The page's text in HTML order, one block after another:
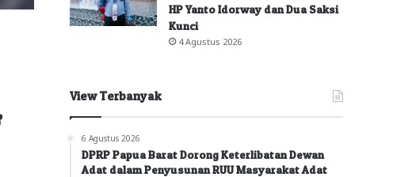
HP Yanto Idorway dan Dua Saksi
Kunci
4 Agustus 2026
View Terbanyak
6 Agustus 2026
DPRP Papua Barat Dorong Keterlibatan Dewan
Adat dalam Penyusunan RUU Masyarakat Adat